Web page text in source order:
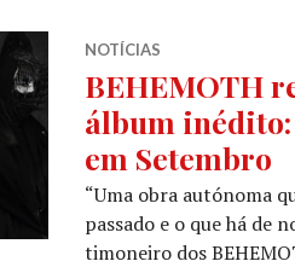
NOTÍCIAS
BEHEMOTH
álbum
em Setembro
“Uma obra autónoma
passado e o que há de
timoneiro dos